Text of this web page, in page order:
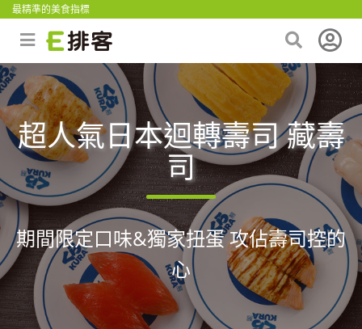
最精準的美食指標
超人氣日本迴轉壽司 藏壽
司
期間限定口味&獨家扭蛋 攻佔壽司控的
心